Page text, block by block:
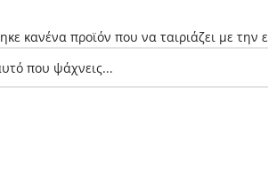
κανένα προϊόν που να ταιριάζει με την